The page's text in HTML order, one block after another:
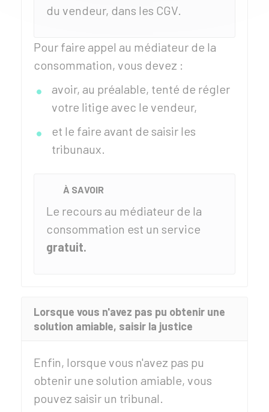
du vendeur, dans les CGV.
Pour faire appel au médiateur de la
consommation, vous devez :
avoir, au préalable, tenté de régler
votre litige avec le vendeur,
et le faire avant de saisir les
tribunaux.
À SAVOIR
Le recours au médiateur de la
consommation est un service
gratuit.
Lorsque vous n'avez pas pu obtenir une
solution amiable, saisir la justice
Enfin, lorsque vous n'avez pas pu
obtenir une solution amiable, vous
pouvez saisir un tribunal.